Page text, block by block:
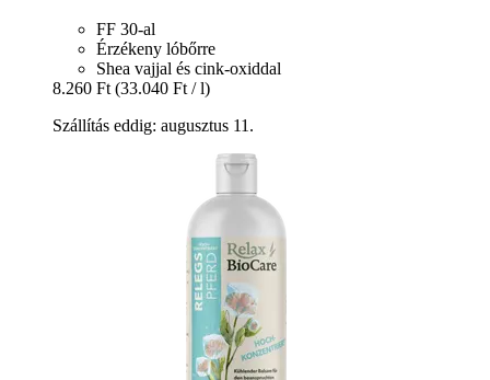
FF 30-al
Érzékeny lóbőrre
Shea vajjal és cink-oxiddal
8.260 Ft (33.040 Ft / l)
Szállítás eddig: augusztus 11.